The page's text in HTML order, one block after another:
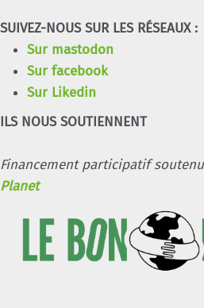
SUIVEZ-NOUS SUR LES RÉSEAUX :
Sur mastodon
Sur facebook
Sur Likedin
ILS NOUS SOUTIENNENT
Financement participatif
Planet